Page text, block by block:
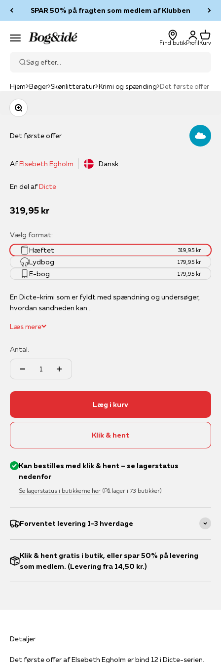
SPAR 50% på fragten som medlem af Klubben
Menu Bog & idé
Find butik
Log ind
Profil
Kurv
Kurv
Søg efter...
Hjem Bøger Skønlitteratur Krimi og spænding Det første offer
Zoom
Det første offer
AfElsebeth Egholm Dansk
En del afDicte
Salgspris
319,95 kr
Vælg format:
Hæftet
319,95 kr
Lydbog 179,95 kr
E-bog 179,95 kr
En Dicte-krimi som er fyldt med spændning og undersøger,
hvordan sandheden kan...
Læs mere
Antal:
Læg i kurv
Klik & hent
Kan bestilles med klik & hent – se lagerstatus
nedenfor
Se lagerstatus i butikkerne her (På lager i 73 butikker)
Forventet levering 1-3 hverdage
Klik & hent gratis i butik, eller spar 50% på levering
som medlem. (Levering fra 14,50 kr.)
Detaljer
Det første offer af Elsebeth Egholm er bind 12 i Dicte-serien.